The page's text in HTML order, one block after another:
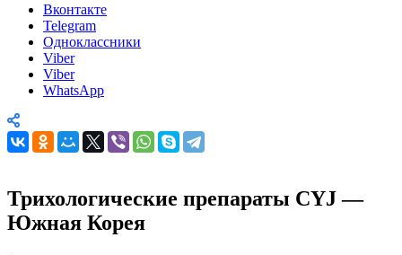
Вконтакте
Telegram
Одноклассники
Viber
Viber
WhatsApp
Трихологические препараты CYJ —
Южная Корея